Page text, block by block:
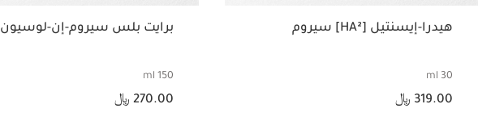
هيدرا-إيسنتيل [HA²] سيروم
30 ml
السعر الحالي هو 319.00 ﷼
319.00 ﷼
برايت بلس سيروم-إن-لوسيون
150 ml
السعر الحالي هو 270.00 ﷼
270.00 ﷼